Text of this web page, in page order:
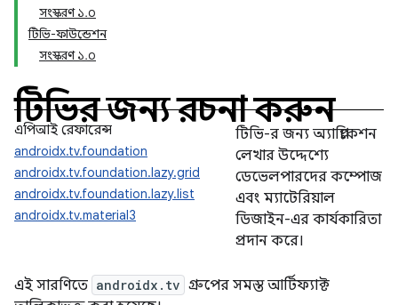
সংস্করণ ১.০
টিভি-ফাউন্ডেশন
সংস্করণ ১.০
টিভির জন্য রচনা করুন
এপিআই রেফারেন্স
androidx.tv.foundation
androidx.tv.foundation.lazy.grid
androidx.tv.foundation.lazy.list
androidx.tv.material3
টিভি-র জন্য অ্যাপ্লিকেশন
লেখার উদ্দেশ্যে
ডেভেলপারদের কম্পোজ
এবং ম্যাটেরিয়াল
ডিজাইন-এর কার্যকারিতা
প্রদান করে।
এই সারণিতে androidx.tv গ্রুপের সমস্ত আর্টিফ্যাক্ট